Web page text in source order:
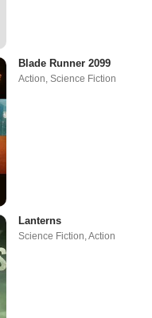
Blade Runner 2099
Action ,Science Fiction
Lanterns
Science Fiction,Action